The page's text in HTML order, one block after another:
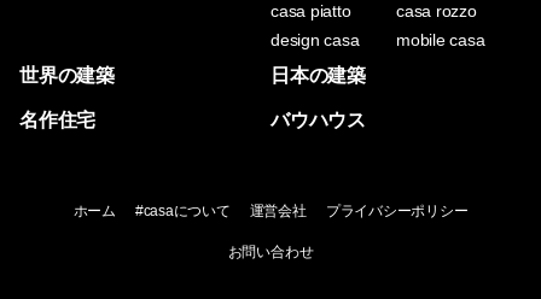
casa piatto
casa rozzo
design casa
mobile casa
世界の建築 日本の建築
名作住宅 バウハウス
ホーム #casaについて 運営会社 プライバシーポリシー
お問い合わせ